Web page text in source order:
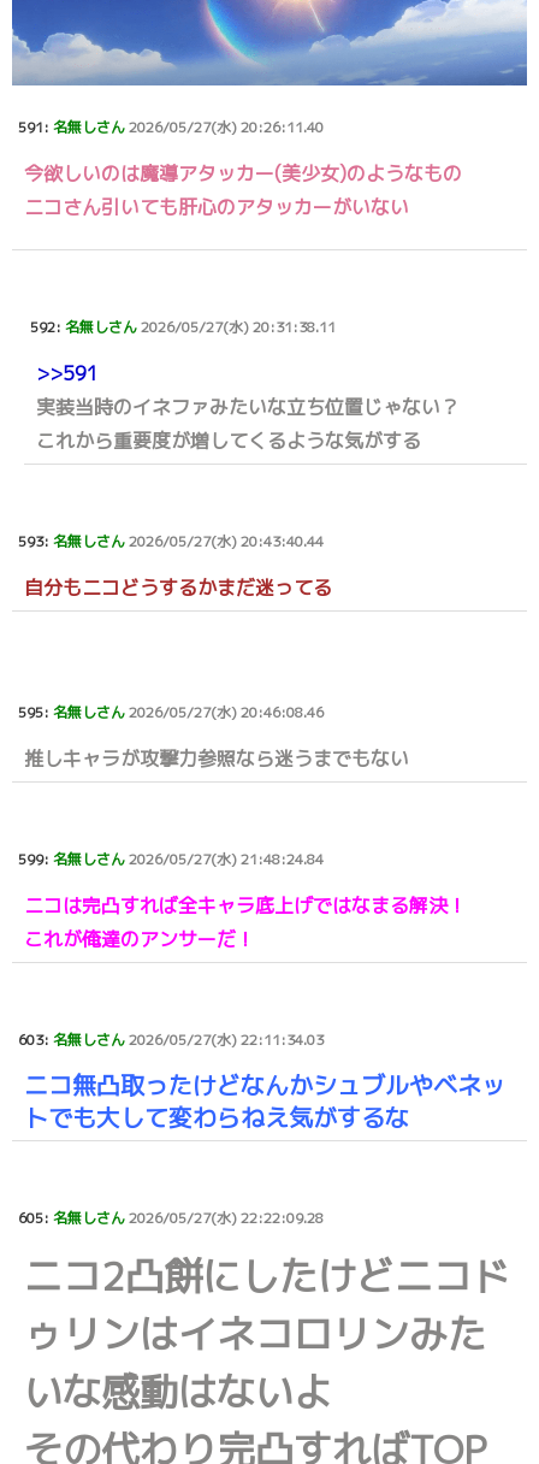
591: 名無しさん2026/05/27(水) 20:26:11.40
今欲しいのは魔導アタッカー(美少女)のようなもの
ニコさん引いても肝心のアタッカーがいない
592: 名無しさん2026/05/27(水) 20:31:38.11
>>591
実装当時のイネファみたいな立ち位置じゃない？
これから重要度が増してくるような気がする
593: 名無しさん2026/05/27(水) 20:43:40.44
自分もニコどうするかまだ迷ってる
595: 名無しさん2026/05/27(水) 20:46:08.46
推しキャラが攻撃力参照なら迷うまでもない
599: 名無しさん2026/05/27(水) 21:48:24.84
ニコは完凸すれば全キャラ底上げではなまる解決！
これが俺達のアンサーだ！
603: 名無しさん2026/05/27(水) 22:11:34.03
ニコ無凸取ったけどなんかシュブルやベネッ
トでも大して変わらねえ気がするな
605: 名無しさん2026/05/27(水) 22:22:09.28
ニコ2凸餅にしたけどニコド
ゥリンはイネコロリンみた
いな感動はないよ
その代わり完凸すればTOP